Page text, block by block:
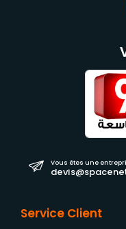
Vous êtes une
Service Client